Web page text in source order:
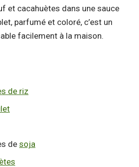
et cacahuètes dans une sauce
parfumé et coloré, c’est un
facilement à la maison.
de riz
desoja